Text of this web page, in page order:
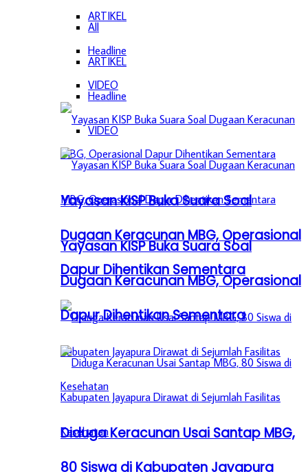
ARTIKEL
Headline
VIDEO
Yayasan KISP Buka Suara Soal
Dugaan Keracunan MBG, Operasional
Dapur Dihentikan Sementara
Diduga Keracunan Usai Santap MBG,
80 Siswa di Kabupaten Jayapura
All
ARTIKEL
Headline
VIDEO
Yayasan KISP Buka Suara Soal
Dugaan Keracunan MBG, Operasional
Dapur Dihentikan Sementara